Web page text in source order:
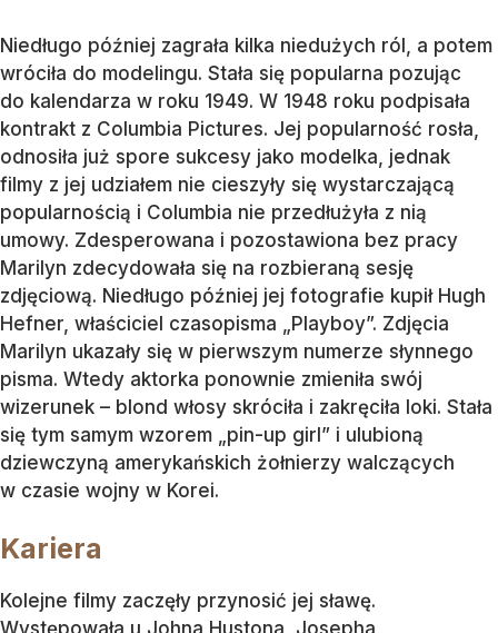
Niedługo później zagrała kilka niedużych ról, a potem
wróciła do modelingu. Stała się popularna pozując
do kalendarza w roku 1949. W 1948 roku podpisała
kontrakt z Columbia Pictures. Jej popularność rosła,
odnosiła już spore sukcesy jako modelka, jednak
filmy z jej udziałem nie cieszyły się wystarczającą
popularnością i Columbia nie przedłużyła z nią
umowy. Zdesperowana i pozostawiona bez pracy
Marilyn zdecydowała się na rozbieraną sesję
zdjęciową. Niedługo później jej fotografie kupił Hugh
Hefner, właściciel czasopisma „Playboy”. Zdjęcia
Marilyn ukazały się w pierwszym numerze słynnego
pisma. Wtedy aktorka ponownie zmieniła swój
wizerunek – blond włosy skróciła i zakręciła loki. Stała
się tym samym wzorem „pin-up girl” i ulubioną
dziewczyną amerykańskich żołnierzy walczących
w czasie wojny w Korei.
Kariera
Kolejne filmy zaczęły przynosić jej sławę.